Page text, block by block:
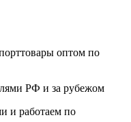
оптом по
РФ и за рубежом
и работаем по